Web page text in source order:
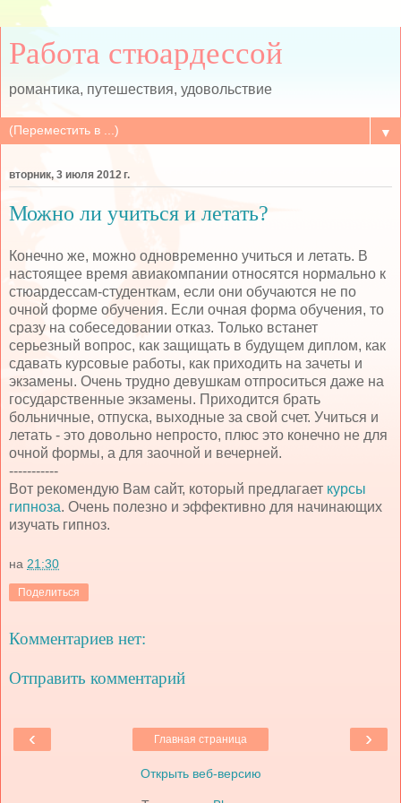
Работа стюардессой
романтика, путешествия, удовольствие
▼
вторник, 3 июля 2012 г.
Можно ли учиться и летать?
Конечно же, можно одновременно учиться и летать. В
настоящее время авиакомпании относятся нормально к
стюардессам-студенткам, если они обучаются не по
очной форме обучения. Если очная форма обучения, то
сразу на собеседовании отказ. Только встанет
серьезный вопрос, как защищать в будущем диплом, как
сдавать курсовые работы, как приходить на зачеты и
экзамены. Очень трудно девушкам отпроситься даже на
государственные экзамены. Приходится брать
больничные, отпуска, выходные за свой счет. Учиться и
летать - это довольно непросто, плюс это конечно не для
очной формы, а для заочной и вечерней.
-----------
Вот рекомендую Вам сайт, который предлагает курсы
гипноза. Очень полезно и эффективно для начинающих
изучать гипноз.
на 21:30
Поделиться
Комментариев нет:
Отправить комментарий
‹ ›
Главная страница
Открыть веб-версию